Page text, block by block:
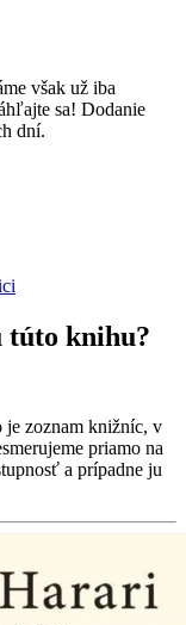
však už iba
sa! Dodanie
dní.
knihu?
je zoznam knižníc, v
priamo na
a prípadne ju